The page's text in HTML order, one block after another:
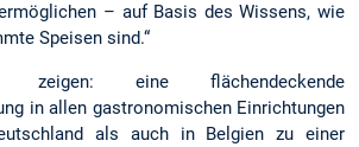
– auf Basis des Wissens, wie
Speisen sind.“
zeigen: eine flächendeckende
in allen gastronomischen Einrichtungen
als auch in Belgien zu einer